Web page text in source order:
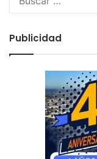
Publicidad